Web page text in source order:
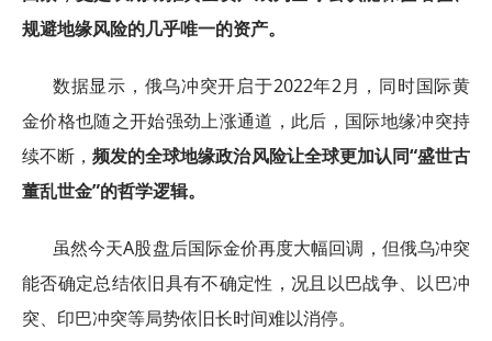
规避地缘风险的几乎唯一的资产。
数据显示，俄乌冲突开启于2022年2月，同时国际黄
金价格也随之开始强劲上涨通道，此后，国际地缘冲突持
续不断，频发的全球地缘政治风险让全球更加认同“盛世古
董乱世金”的哲学逻辑。
虽然今天A股盘后国际金价再度大幅回调，但俄乌冲突
能否确定总结依旧具有不确定性，况且以巴战争、以巴冲
突、印巴冲突等局势依旧长时间难以消停。